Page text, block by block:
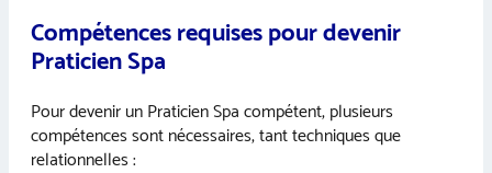
Compétences requises pour devenir
Praticien Spa
Pour devenir un Praticien Spa compétent, plusieurs
compétences sont nécessaires, tant techniques que
relationnelles :